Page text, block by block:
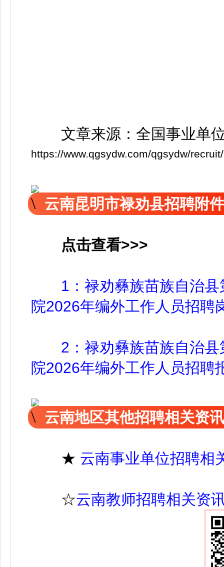
文章来源：全国事业单
https://www.qgsydw.com/qgsydw/
云南昆明市禄劝县招聘附件
点击查看>>>
1：禄劝彝族苗族自治
院2026年编外工作人员招聘
2：禄劝彝族苗族自治县
院2026年编外工作人员招聘
云南地区其他招聘相关资
★ 云南事业单位招聘相
☆云南教师招聘相关资